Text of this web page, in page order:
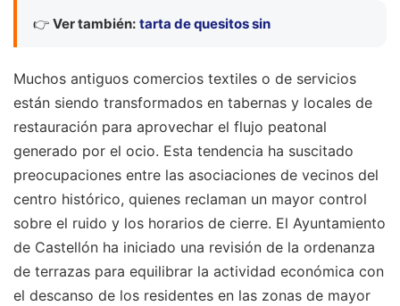
👉 Ver también: tarta de quesitos sin
Muchos antiguos comercios textiles o de servicios
están siendo transformados en tabernas y locales de
restauración para aprovechar el flujo peatonal
generado por el ocio. Esta tendencia ha suscitado
preocupaciones entre las asociaciones de vecinos del
centro histórico, quienes reclaman un mayor control
sobre el ruido y los horarios de cierre. El Ayuntamiento
de Castellón ha iniciado una revisión de la ordenanza
de terrazas para equilibrar la actividad económica con
el descanso de los residentes en las zonas de mayor